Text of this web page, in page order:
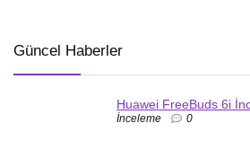
Güncel Haberler
Huawei FreeBuds 6i
İnceleme 0